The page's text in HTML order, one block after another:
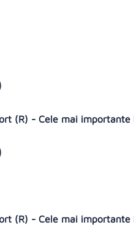
(R) - Cele mai
(R) - Cele mai